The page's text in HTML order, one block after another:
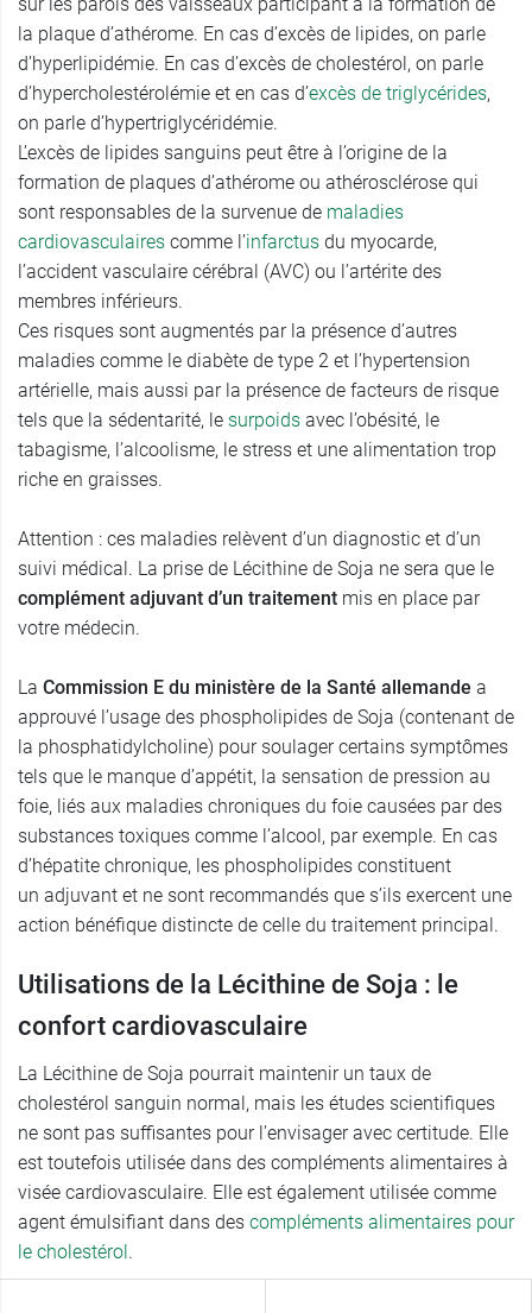
la plaque d’athérome. En cas d’excès de lipides, on parle
d’hyperlipidémie. En cas d’excès de cholestérol, on parle
d’hypercholestérolémie et en cas d’excès de triglycérides,
on parle d’hypertriglycéridémie.
L’excès de lipides sanguins peut être à l’origine de la
formation de plaques d’athérome ou athérosclérose qui
sont responsables de la survenue de maladies
cardiovasculaires comme l’infarctus du myocarde,
l’accident vasculaire cérébral (AVC) ou l’artérite des
membres inférieurs.
Ces risques sont augmentés par la présence d’autres
maladies comme le diabète de type 2 et l’hypertension
artérielle, mais aussi par la présence de facteurs de risque
tels que la sédentarité, le surpoids avec l’obésité, le
tabagisme, l’alcoolisme, le stress et une alimentation trop
riche en graisses.
Attention : ces maladies relèvent d’un diagnostic et d’un
suivi médical. La prise de Lécithine de Soja ne sera que le
complément adjuvant d’un traitement mis en place par
votre médecin.
La Commission E du ministère de la Santé allemande a
approuvé l’usage des phospholipides de Soja (contenant de
la phosphatidylcholine) pour soulager certains symptômes
tels que le manque d’appétit, la sensation de pression au
foie, liés aux maladies chroniques du foie causées par des
substances toxiques comme l’alcool, par exemple. En cas
d’hépatite chronique, les phospholipides constituent
un adjuvant et ne sont recommandés que s’ils exercent une
action bénéfique distincte de celle du traitement principal.
Utilisations de la Lécithine de Soja : le
confort cardiovasculaire
La Lécithine de Soja pourrait maintenir un taux de
cholestérol sanguin normal, mais les études scientifiques
ne sont pas suffisantes pour l’envisager avec certitude. Elle
est toutefois utilisée dans des compléments alimentaires à
visée cardiovasculaire. Elle est également utilisée comme
agent émulsifiant dans des compléments alimentaires pour
le cholestérol.